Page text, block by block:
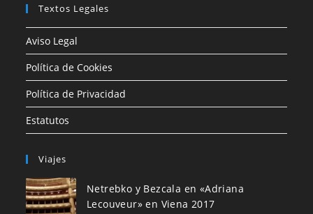
Textos Legales
Aviso Legal
Política de Cookies
Política de Privacidad
Estatutos
Viajes
Netrebko y Bezcala en «Adriana
Lecouveur» en Viena 2017